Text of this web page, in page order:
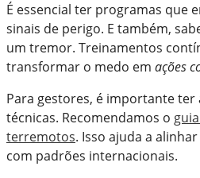
É essencial ter programas que
sinais de perigo. E também,
um tremor. Treinamentos
transformar o medo em ações
Para gestores, é importante ter
técnicas. Recomendamos o
terremotos. Isso ajuda a
com padrões internacionais.